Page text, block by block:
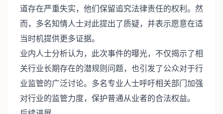
道存在严重失实，他们保留追究法律责任的权利。然
而，多名知情人士对此提出了质疑，并表示愿意在适
当时机提供更多证据。
业内人士分析认为，此次事件的曝光，不仅揭示了相
关行业长期存在的潜规则问题，也引发了公众对于行
业监管的广泛讨论。多名专业人士呼吁相关部门加强
对行业的监管力度，保护普通从业者的合法权益。